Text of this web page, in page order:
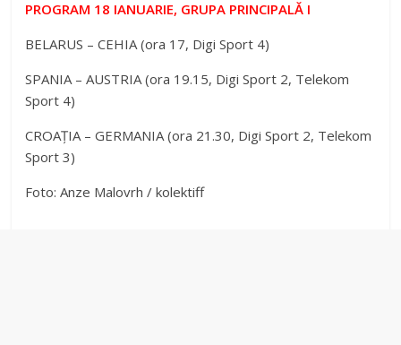
PROGRAM 18 IANUARIE, GRUPA PRINCIPALĂ I
BELARUS – CEHIA (ora 17, Digi Sport 4)
SPANIA – AUSTRIA (ora 19.15, Digi Sport 2, Telekom
Sport 4)
CROAȚIA – GERMANIA (ora 21.30, Digi Sport 2, Telekom
Sport 3)
Foto: Anze Malovrh / kolektiff